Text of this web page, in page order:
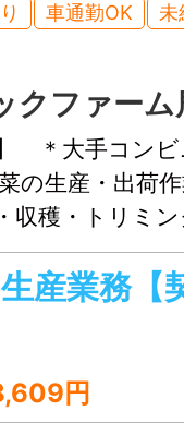
車通勤OK 未
ファーム
＊大手コン
生産・出荷作
収穫・トリ
変更範囲：会
な野菜を栽
工場内での作
ての作業と
でご希望があ
制度あり※※
円